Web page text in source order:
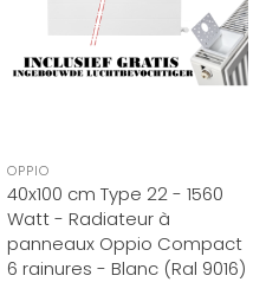
OPPIO
40x100 cm Type 22 - 1560
Watt - Radiateur à
panneaux Oppio Compact
6 rainures - Blanc (Ral 9016)